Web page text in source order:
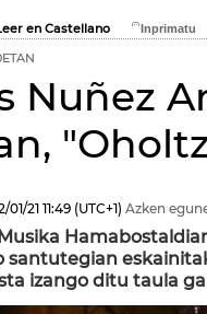
en Castellano
Nuñez
01/21 11:49 (UTC+1) Azken
santutegian
izango ditu taula